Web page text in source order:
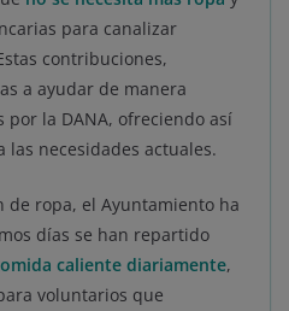
para canalizar
contribuciones,
a ayudar de manera
la DANA, ofreciendo así
las necesidades actuales.
ropa, el Ayuntamiento ha
días se han repartido
caliente diariamente,
voluntarios que